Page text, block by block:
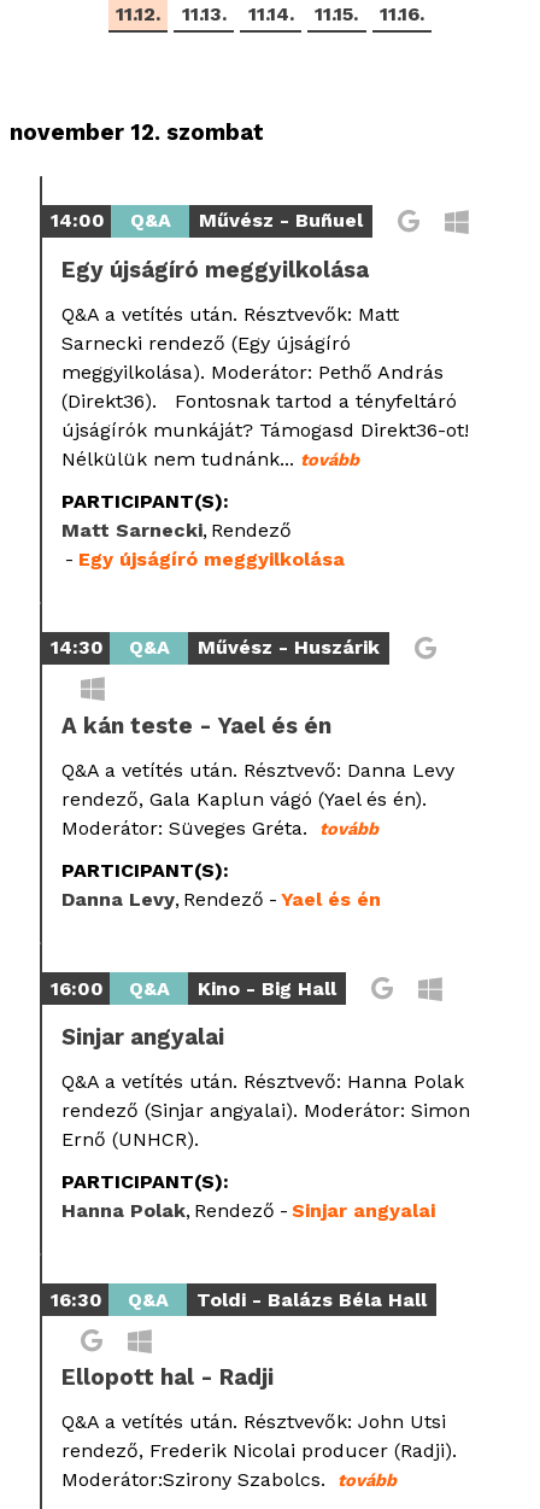
11.12.
11.13. 11.14. 11.15. 11.16.
november 12. szombat
14:00 Q&A Művész - Buñuel
Egy újságíró meggyilkolása
Q&A a vetítés után. Résztvevők: Matt
Sarnecki rendező (Egy újságíró
meggyilkolása). Moderátor: Pethő András
(Direkt36). Fontosnak tartod a tényfeltáró
újságírók munkáját? Támogasd Direkt36-ot!
Nélkülük nem tudnánk... tovább
PARTICIPANT(S):
Matt Sarnecki Rendező
Egy újságíró meggyilkolása
14:30 Q&A Művész - Huszárik
A kán teste - Yael és én
Q&A a vetítés után. Résztvevő: Danna Levy
rendező, Gala Kaplun vágó (Yael és én).
Moderátor: Süveges Gréta.
tovább
PARTICIPANT(S):
Danna Levy Rendező Yael és én
16:00 Q&A Kino - Big Hall
Sinjar angyalai
Q&A a vetítés után. Résztvevő: Hanna Polak
rendező (Sinjar angyalai). Moderátor: Simon
Ernő (UNHCR).
PARTICIPANT(S):
Hanna Polak Rendező Sinjar angyalai
16:30 Q&A Toldi - Balázs Béla Hall
Ellopott hal - Radji
Q&A a vetítés után. Résztvevők: John Utsi
rendező, Frederik Nicolai producer (Radji).
Moderátor:Szirony Szabolcs.
tovább